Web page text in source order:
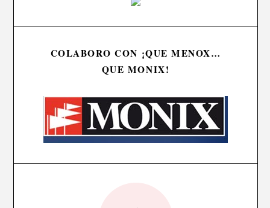
COLABORO CON ¡QUE MENOX…
QUE MONIX!